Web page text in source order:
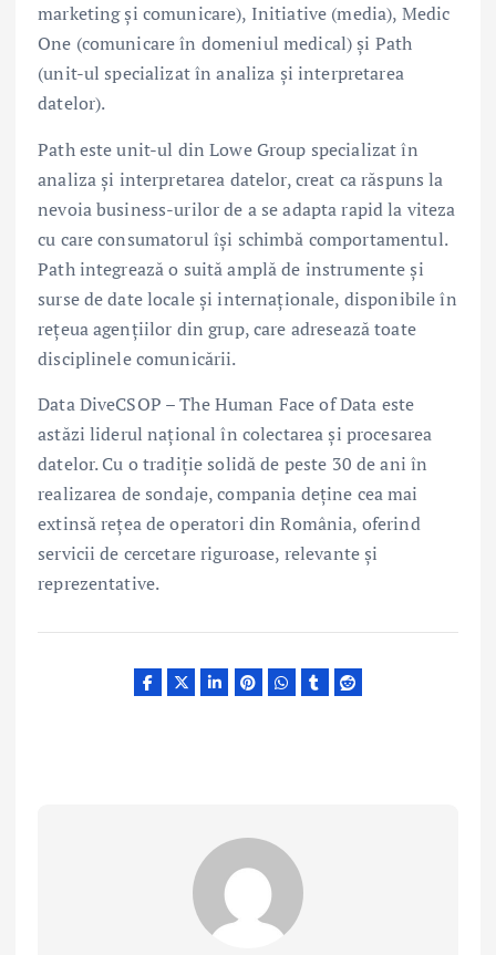
marketing și comunicare), Initiative (media), Medic
One (comunicare în domeniul medical) și Path
(unit-ul specializat în analiza și interpretarea
datelor).
Path este unit-ul din Lowe Group specializat în
analiza și interpretarea datelor, creat ca răspuns la
nevoia business-urilor de a se adapta rapid la viteza
cu care consumatorul își schimbă comportamentul.
Path integrează o suită amplă de instrumente și
surse de date locale și internaționale, disponibile în
rețeua agențiilor din grup, care adresează toate
disciplinele comunicării.
Data DiveCSOP – The Human Face of Data este
astăzi liderul național în colectarea și procesarea
datelor. Cu o tradiție solidă de peste 30 de ani în
realizarea de sondaje, compania deține cea mai
extinsă rețea de operatori din România, oferind
servicii de cercetare riguroase, relevante și
reprezentative.